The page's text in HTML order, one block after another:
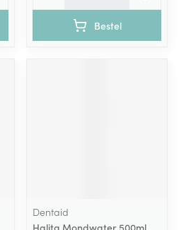
Bestel
Dentaid
Halita Mondwater 500ml